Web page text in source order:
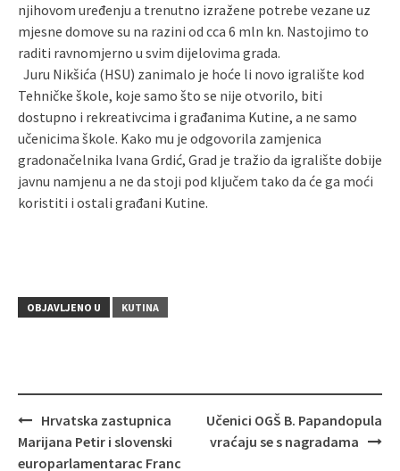
njihovom uređenju a trenutno izražene potrebe vezane uz
mjesne domove su na razini od cca 6 mln kn. Nastojimo to
raditi ravnomjerno u svim dijelovima grada.
Juru Nikšića (HSU) zanimalo je hoće li novo igralište kod
Tehničke škole, koje samo što se nije otvorilo, biti
dostupno i rekreativcima i građanima Kutine, a ne samo
učenicima škole. Kako mu je odgovorila zamjenica
gradonačelnika Ivana Grdić, Grad je tražio da igralište dobije
javnu namjenu a ne da stoji pod ključem tako da će ga moći
koristiti i ostali građani Kutine.
OBJAVLJENO U KUTINA
Navigacija
objava
Hrvatska zastupnica
Marijana Petir i slovenski
europarlamentarac Franc
Učenici OGŠ B. Papandopula
vraćaju se s nagradama